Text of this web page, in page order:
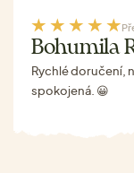
Bohumila
Rychlé doručení,
spokojená. 😀